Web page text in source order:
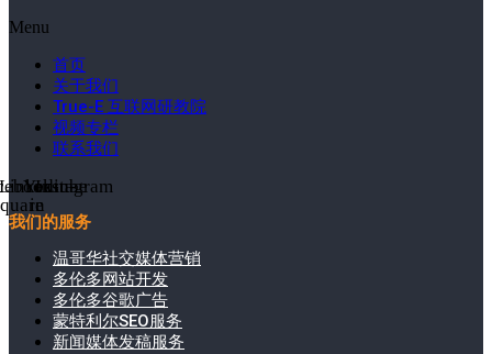
Menu
首页
关于我们
True-E 互联网研教院
视频专栏
联系我们
in
Youtube
Instagram
我们的服务
温哥华社交媒体营销
多伦多网站开发
多伦多谷歌广告
蒙特利尔SEO服务
新闻媒体发稿服务